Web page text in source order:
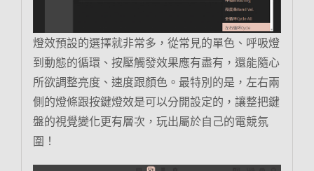
燈效預設的選擇就非常多，從常見的單色、呼吸燈
到動態的循環、按壓觸發效果應有盡有，還能隨心
所欲調整亮度、速度跟顏色。最特別的是，左右兩
側的燈條跟按鍵燈效是可以分開設定的，讓整把鍵
盤的視覺變化更有層次，玩出屬於自己的電競氛
圍！